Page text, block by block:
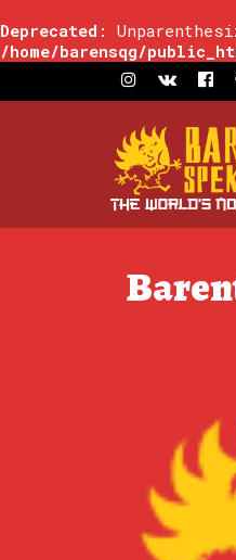
Deprecated :
/home/barensqg/